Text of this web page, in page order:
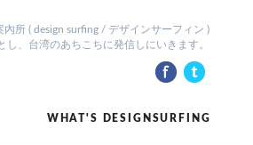
所 ( design surfing / デザインサーフィン )
、台湾のあちこちに発信しにいきます。
WHAT'S DESIGNSURFING